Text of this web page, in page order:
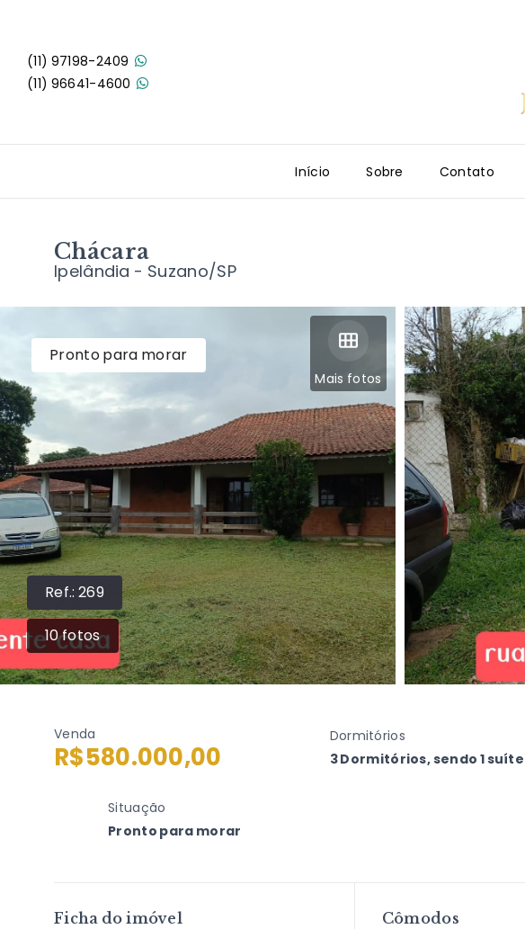
(11) 97198-2409
(11) 96641-4600
Início Sobre Contato
Chácara
Ipelândia - Suzano/SP
Ref.:269
10fotos
Mais fotos
Pronto para morar
Venda
R$580.000,00
Dormitórios
3 Dormitórios, sendo 1 suíte
Situação
Pronto para morar
Cômodos
Ficha do imóvel